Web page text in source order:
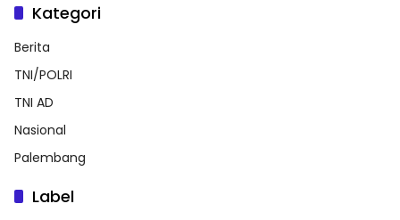
Kategori
Berita
TNI/POLRI
TNI AD
Nasional
Palembang
Label